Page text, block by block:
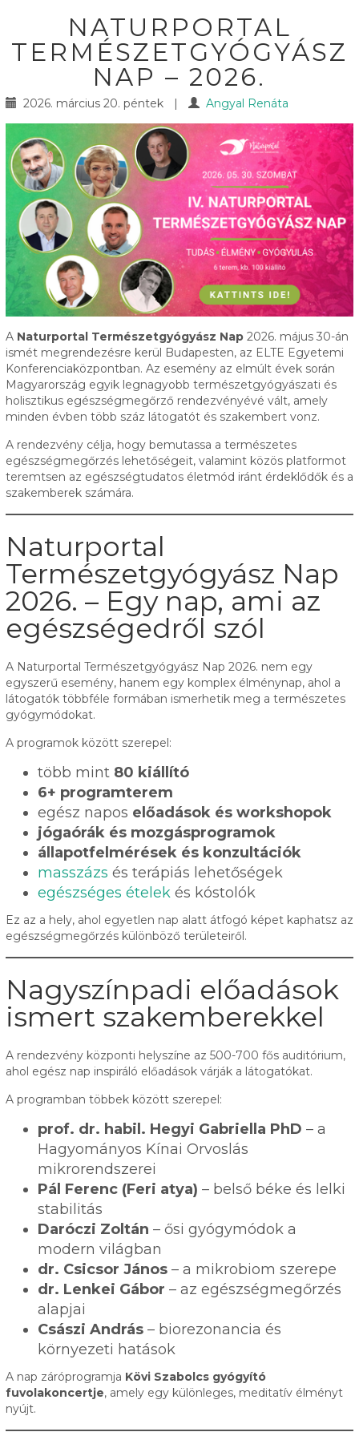
NATURPORTAL
TERMÉSZETGYÓGYÁSZ
NAP – 2026.
2026. március 20. péntek | Angyal Renáta
A Naturportal Természetgyógyász Nap2026. május 30-án
ismét megrendezésre kerül Budapesten, az ELTE Egyetemi
Konferenciaközpontban. Az esemény az elmúlt évek során
Magyarország egyik legnagyobb természetgyógyászati és
holisztikus egészségmegőrző rendezvényévé vált, amely
minden évben több száz látogatót és szakembert vonz.
A rendezvény célja, hogy bemutassa a természetes
egészségmegőrzés lehetőségeit, valamint közös platformot
teremtsen az egészségtudatos életmód iránt érdeklődők és a
szakemberek számára.
Naturportal
Természetgyógyász Nap
2026. – Egy nap, ami az
egészségedről szól
A Naturportal Természetgyógyász Nap 2026. nem egy
egyszerű esemény, hanem egy komplex élménynap, ahol a
látogatók többféle formában ismerhetik meg a természetes
gyógymódokat.
A programok között szerepel:
több mint 80 kiállító
6+ programterem
egész napos előadások és workshopok
jógaórák és mozgásprogramok
állapotfelmérések és konzultációk
masszázs és terápiás lehetőségek
egészséges ételekés kóstolók
Ez az a hely, ahol egyetlen nap alatt átfogó képet kaphatsz az
egészségmegőrzés különböző területeiről.
Nagyszínpadi előadások
ismert szakemberekkel
A rendezvény központi helyszíne az 500-700 fős auditórium,
ahol egész nap inspiráló előadások várják a látogatókat.
A programban többek között szerepel:
prof. dr. habil. Hegyi Gabriella PhD – a
Hagyományos Kínai Orvoslás
mikrorendszerei
Pál Ferenc (Feri atya) – belső béke és lelki
stabilitás
Daróczi Zoltán – ősi gyógymódok a
modern világban
dr. Csicsor János– a mikrobiom szerepe
dr. Lenkei Gábor – az egészségmegőrzés
alapjai
Császi András– biorezonancia és
környezeti hatások
A nap záróprogramja Kövi Szabolcs gyógyító
fuvolakoncertje, amely egy különleges, meditatív élményt
nyújt.